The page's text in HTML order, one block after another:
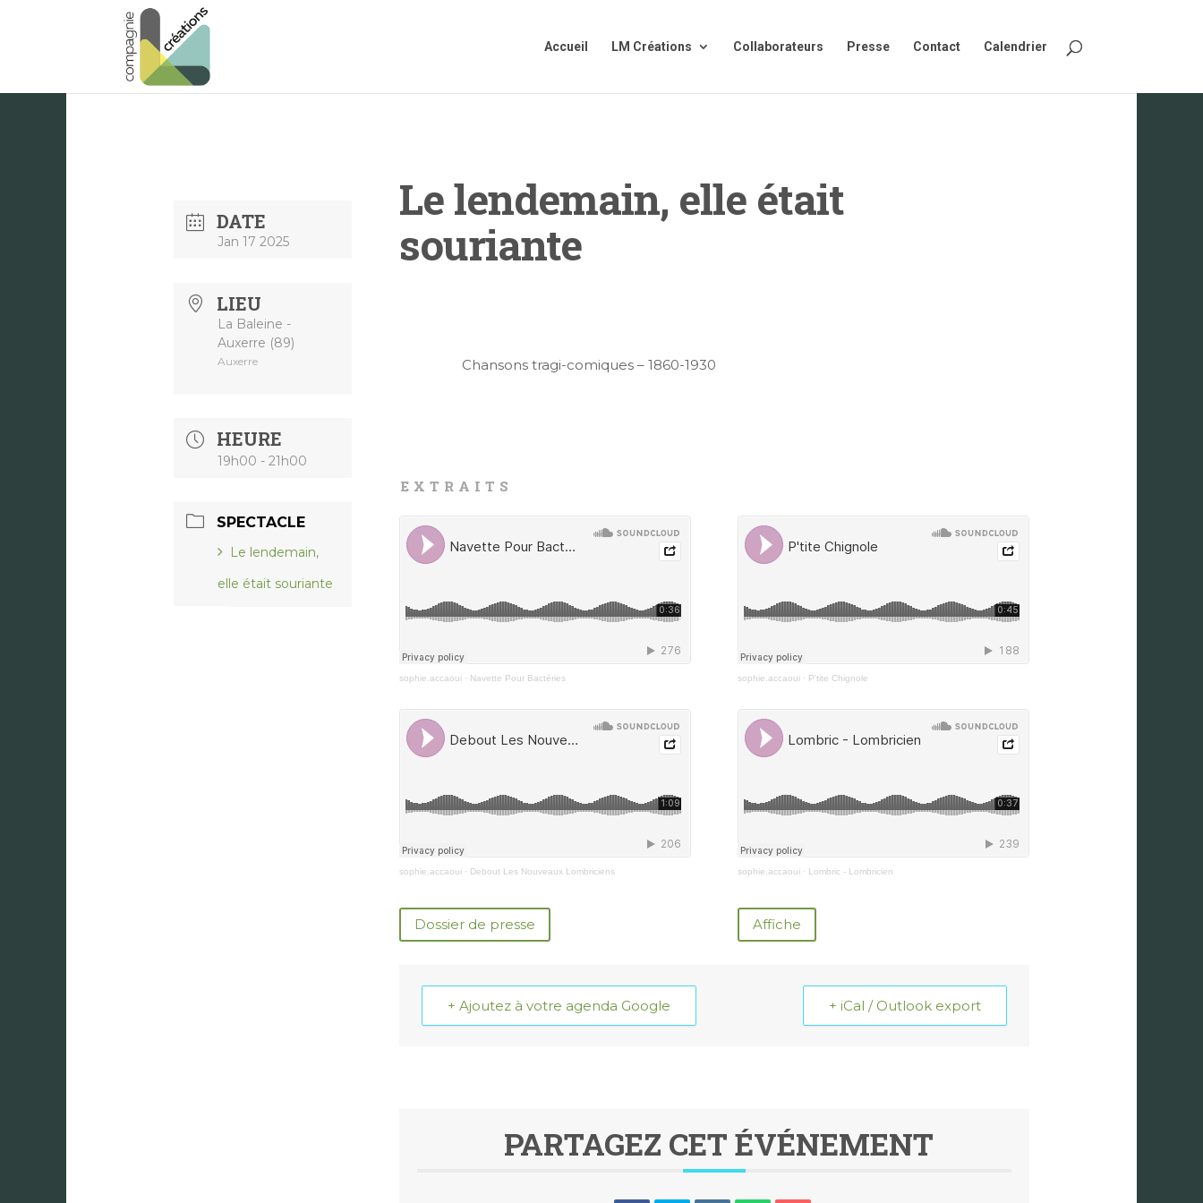
Accueil LM Créations Collaborateurs Presse Contact Calendrier
DATE
Jan 17 2025
LIEU
La Baleine -
Auxerre (89)
Auxerre
HEURE
19h00 - 21h00
SPECTACLE
Le lendemain,
elle était souriante
Le lendemain, elle était
souriante
Chansons tragi-comiques – 1860-1930
EXTRAITS
sophie.accaoui· Navette Pour Bactéries
sophie.accaoui· Debout Les Nouveaux Lombriciens
sophie.accaoui · P'tite Chignole
sophie.accaoui · Lombric - Lombricien
Dossier de presse Affiche
+ Ajoutez à votre agenda Google + iCal / Outlook export
PARTAGEZ CET ÉVÉNEMENT